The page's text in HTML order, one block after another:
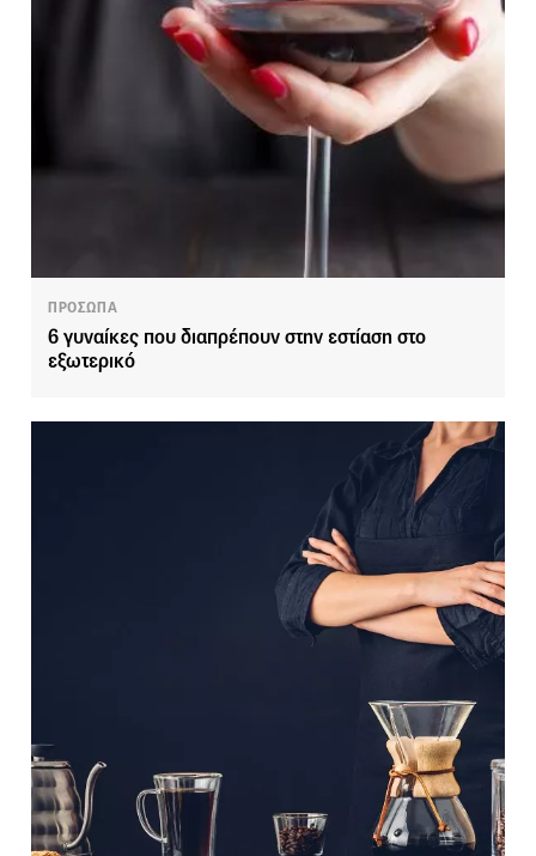
ΠΡΟΣΩΠΑ
6 γυναίκες που διαπρέπουν στην εστίαση στο
εξωτερικό